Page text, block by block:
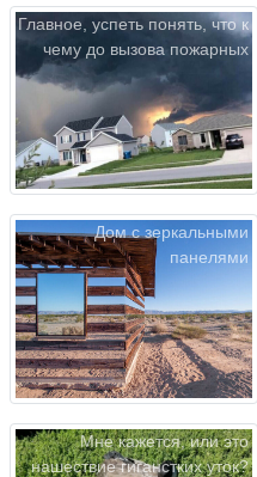
Главное, успеть понять, что к
чему до вызова пожарных
Дом с зеркальными
панелями
Мне кажется, или это
нашествие гиганстких уток?